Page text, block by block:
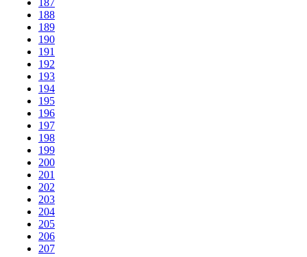
187
188
189
190
191
192
193
194
195
196
197
198
199
200
201
202
203
204
205
206
207